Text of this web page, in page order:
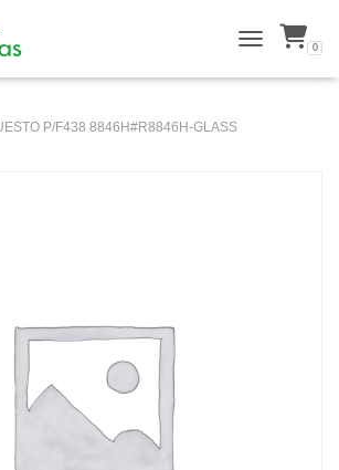
ALTERNAR
0
P/F438 8846H#R8846H-GLASS